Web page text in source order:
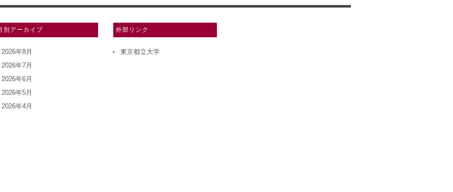
別アーカイブ
2026年8月
2026年7月
2026年6月
2026年5月
2026年4月
外部リンク
東京都立大学